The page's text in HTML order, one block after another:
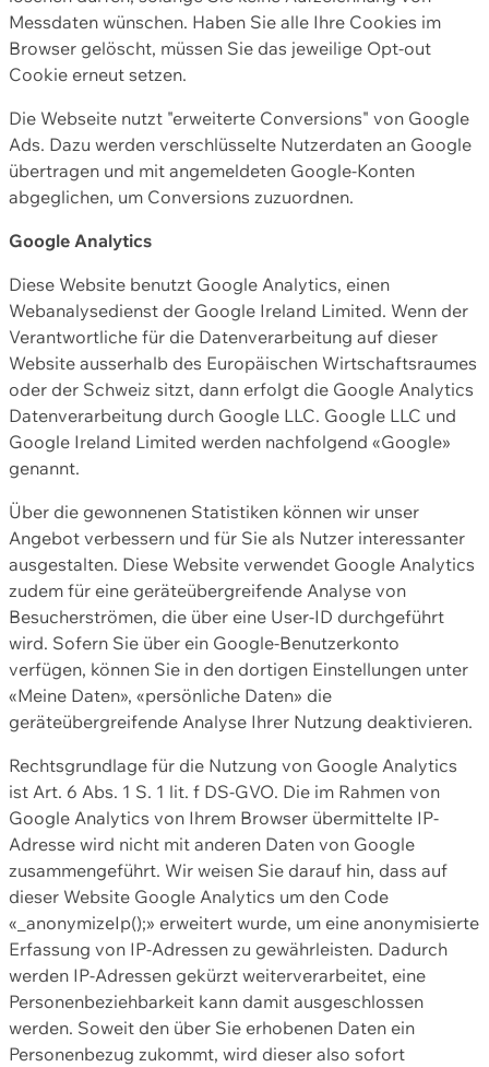
Messdaten wünschen. Haben Sie alle Ihre Cookies im
Browser gelöscht, müssen Sie das jeweilige Opt-out
Cookie erneut setzen.
Die Webseite nutzt "erweiterte Conversions" von Google
Ads. Dazu werden verschlüsselte Nutzerdaten an Google
übertragen und mit angemeldeten Google-Konten
abgeglichen, um Conversions zuzuordnen.
Google Analytics
Diese Website benutzt Google Analytics, einen
Webanalysedienst der Google Ireland Limited. Wenn der
Verantwortliche für die Datenverarbeitung auf dieser
Website ausserhalb des Europäischen Wirtschaftsraumes
oder der Schweiz sitzt, dann erfolgt die Google Analytics
Datenverarbeitung durch Google LLC. Google LLC und
Google Ireland Limited werden nachfolgend «Google»
genannt.
Über die gewonnenen Statistiken können wir unser
Angebot verbessern und für Sie als Nutzer interessanter
ausgestalten. Diese Website verwendet Google Analytics
zudem für eine geräteübergreifende Analyse von
Besucherströmen, die über eine User-ID durchgeführt
wird. Sofern Sie über ein Google-Benutzerkonto
verfügen, können Sie in den dortigen Einstellungen unter
«Meine Daten», «persönliche Daten» die
geräteübergreifende Analyse Ihrer Nutzung deaktivieren.
Rechtsgrundlage für die Nutzung von Google Analytics
ist Art. 6 Abs. 1 S. 1 lit. f DS-GVO. Die im Rahmen von
Google Analytics von Ihrem Browser übermittelte IP-
Adresse wird nicht mit anderen Daten von Google
zusammengeführt. Wir weisen Sie darauf hin, dass auf
dieser Website Google Analytics um den Code
«_anonymizeIp();» erweitert wurde, um eine anonymisierte
Erfassung von IP-Adressen zu gewährleisten. Dadurch
werden IP-Adressen gekürzt weiterverarbeitet, eine
Personenbeziehbarkeit kann damit ausgeschlossen
werden. Soweit den über Sie erhobenen Daten ein
Personenbezug zukommt, wird dieser also sofort